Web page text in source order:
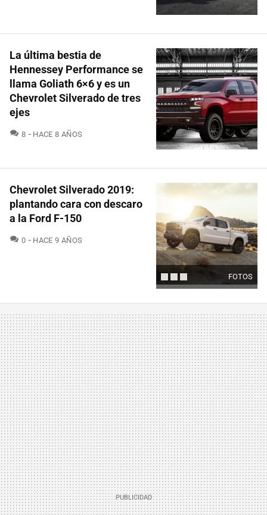
La última bestia de
Hennessey Performance se
llama Goliath 6×6 y es un
Chevrolet Silverado de tres
ejes
8 COMENTARIOS
HACE 8 AÑOS
FOTOS
Chevrolet Silverado 2019:
plantando cara con descaro
a la Ford F-150
0 COMENTARIOS
HACE 9 AÑOS